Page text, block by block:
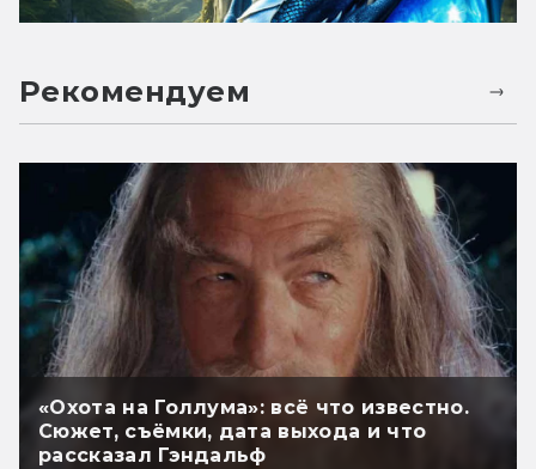
Рекомендуем
«Охота на Голлума»: всё что известно.
Сюжет, съёмки, дата выхода и что
рассказал Гэндальф